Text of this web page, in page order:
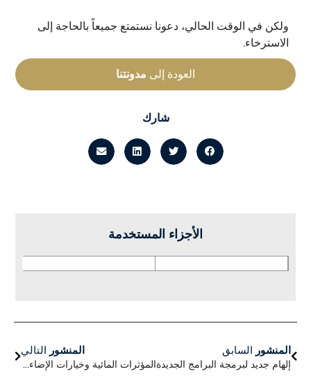
العودة إلى مدونتنا
شارك
الأجزاء المستخدمة
ولكن في الوقت الحالي، دعونا نستمتع جميعاً بالحاجة إلى
الاسترخاء.
المنشور السابق
إلهام جديد لبرمجة البرامج الجديدة
المنشور التالي
المؤثرات المائية وخيارات الإضاءة لميزة المياه